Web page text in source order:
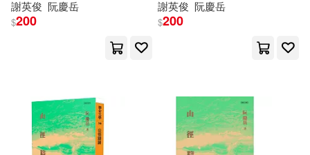
謝英俊 阮慶岳
$200
謝英俊 阮慶岳
$200